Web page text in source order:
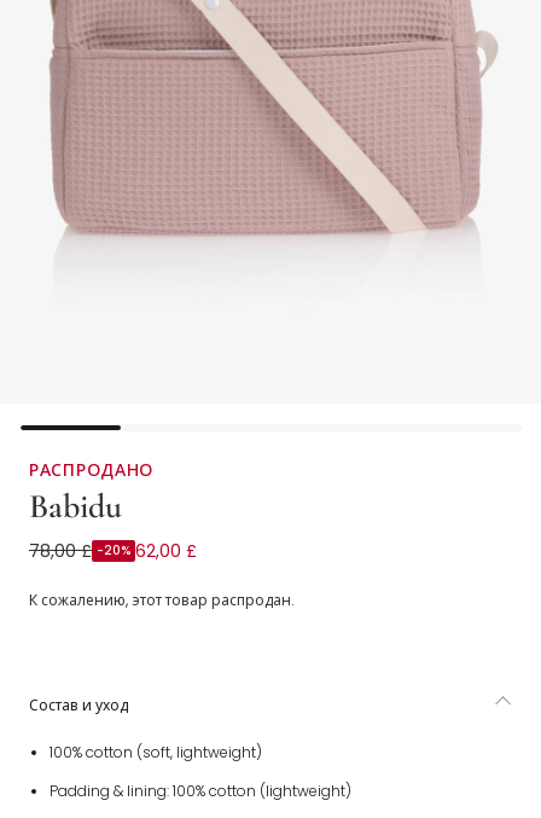
РАСПРОДАНО
Babidu
Розовая пеленальная сумка (39см)
78,00 £ -20% 62,00 £
К сожалению, этот товар распродан.
Состав и уход
100% cotton (soft, lightweight)
Padding & lining: 100% cotton (lightweight)